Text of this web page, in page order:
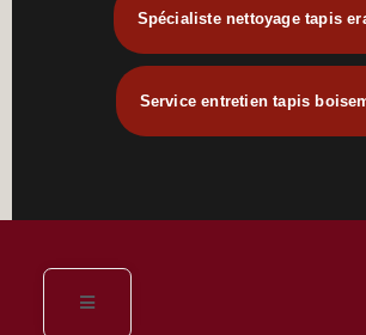
Spécialiste nettoyage tapis
Service entretien tapis